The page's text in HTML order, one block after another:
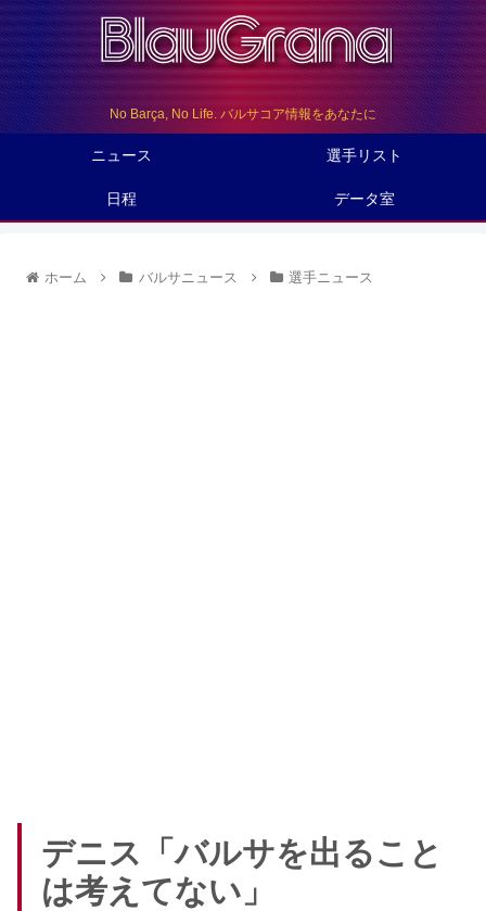
No Barça, No Life. バルサコア情報をあなたに
ニュース 選手リスト
日程 データ室
ホーム バルサニュース 選手ニュース
デニス「バルサを出ること
は考えてない」